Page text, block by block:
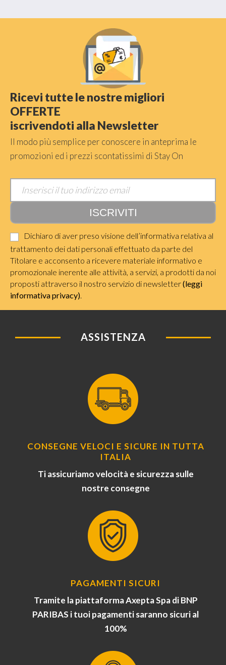
Ricevi tutte le nostre migliori
OFFERTE
iscrivendoti alla Newsletter
Il modo più semplice per conoscere in anteprima le
promozioni ed i prezzi scontatissimi di Stay On
Dichiaro di aver preso visione dell’informativa relativa al
trattamento dei dati personali effettuato da parte del
Titolare e acconsento a ricevere materiale informativo e
promozionale inerente alle attività, a servizi, a prodotti da noi
proposti attraverso il nostro servizio di newsletter(leggi
informativa privacy).
ASSISTENZA
CONSEGNE VELOCI E SICURE IN TUTTA
ITALIA
Ti assicuriamo velocità e sicurezza sulle
nostre consegne
PAGAMENTI SICURI
Tramite la piattaforma Axepta Spa di BNP
PARIBAS i tuoi pagamenti saranno sicuri al
100%